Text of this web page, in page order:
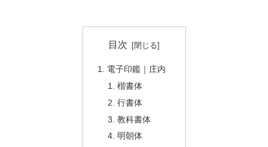
目次
電子印鑑｜庄内
楷書体
行書体
教科書体
明朝体